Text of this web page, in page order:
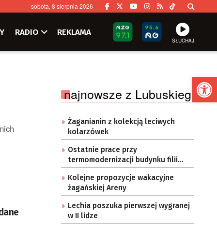
sobota, 8 sierpnia 2026
RADIO REKLAMA
SŁUCHAJ
najnowsze z Lubuskiego
Żaganianin z kolekcją leciwych
kolarzówek
Ostatnie prace przy
termomodernizacji budynku filii
przedszkola Bajka
Kolejne propozycje wakacyjne
żagańskiej Areny
Lechia poszuka pierwszej wygranej
w II lidze